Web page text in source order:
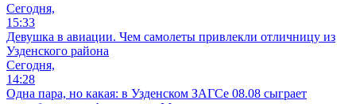
Сегодня,
15:33
Девушка в авиации. Чем самолеты привлекли отличницу из
Узденского района
Сегодня,
14:28
Одна пара, но какая: в Узденском ЗАГСе 08.08 сыграет